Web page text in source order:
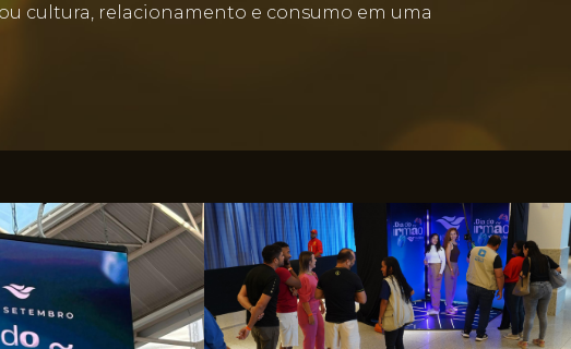
cultura, relacionamento e consumo em uma